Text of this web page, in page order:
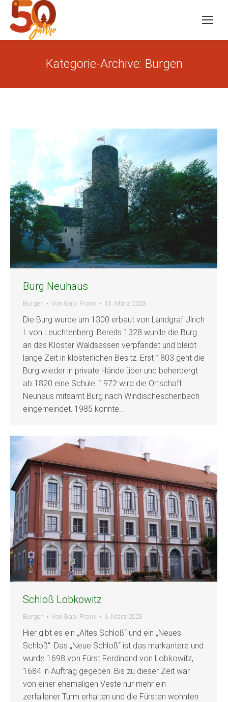
Kategorie-Archive: Burgen
Burg Neuhaus
Burgen Von Gabi Frank 13. März 2023
Die Burg wurde um 1300 erbaut von Landgraf Ulrich
I. von Leuchtenberg. Bereits 1328 wurde die Burg
an das Kloster Waldsassen verpfändet und bleibt
lange Zeit in klösterlichen Besitz. Erst 1803 geht die
Burg wieder in private Hände über und beherbergt
ab 1820 eine Schule. 1972 wird die Ortschaft
Neuhaus mitsamt Burg nach Windischeschenbach
eingemeindet. 1985 konnte…
Schloß Lobkowitz
Burgen Von Gabi Frank 6. März 2023
Hier gibt es ein „Altes Schloß“ und ein „Neues
Schloß“. Das „Neue Schloß“ ist das markantere und
wurde 1698 von Fürst Ferdinand von Lobkowitz,
1684 in Auftrag gegeben. Bis zu dieser Zeit war
von einer ehemaligen Veste nur mehr ein
zerfallener Turm erhalten und die Fürsten wohnten